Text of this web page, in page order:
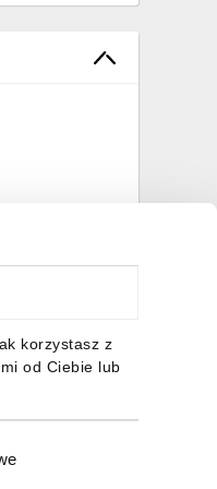
korzystasz z
od Ciebie lub